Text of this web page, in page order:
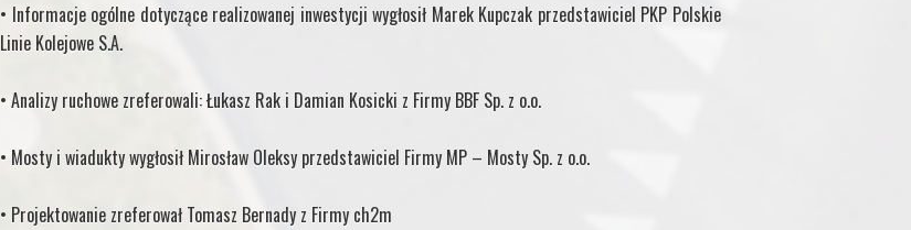
• Informacje ogólne dotyczące realizowanej inwestycji wygłosił Marek Kupczak przedstawiciel PKP Polskie
Linie Kolejowe S.A.
• Analizy ruchowe zreferowali: Łukasz Rak i Damian Kosicki z Firmy BBF Sp. z o.o.
• Mosty i wiadukty wygłosił Mirosław Oleksy przedstawiciel Firmy MP – Mosty Sp. z o.o.
• Projektowanie zreferował Tomasz Bernady z Firmy ch2m